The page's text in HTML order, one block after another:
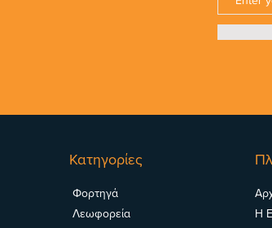
Κατηγορίες
Φορτηγά
Λεωφορεία
Η